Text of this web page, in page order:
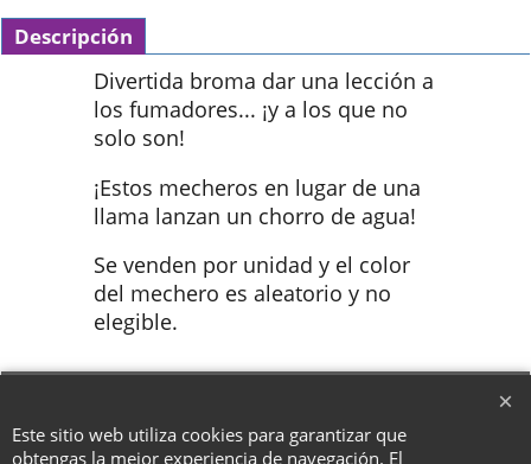
Descripción
Divertida broma dar una lección a
los fumadores... ¡y a los que no
solo son!
¡Estos mecheros en lugar de una
llama lanzan un chorro de agua!
Se venden por unidad y el color
del mechero es aleatorio y no
elegible.
Este sitio web utiliza cookies para garantizar que
obtengas la mejor experiencia de navegación. El